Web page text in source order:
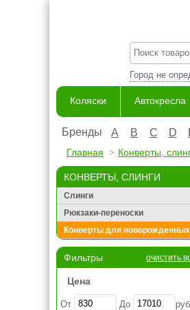
Город не
Коляски Автокресла
Бренды A B C D
Главная Конверты,
КОНВЕРТЫ, СЛИНГИ
Слинги
Рюкзаки-переноски
Конверты для новорожденных
Фильтры очистить
Цена
От До руб.